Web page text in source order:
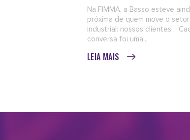
Na FIMMA, a Basso esteve
próxima de quem move o setor
industrial: nossos clientes.
conversa foi uma...
LEIA MAIS